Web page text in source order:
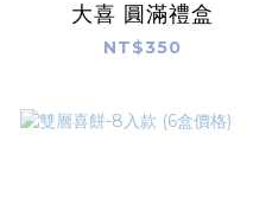
大喜 圓滿禮盒
NT$350